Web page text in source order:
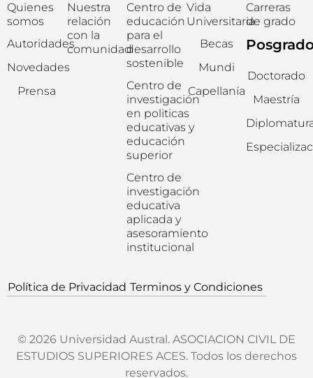
Quienes
somos
Autoridades
Novedades
Prensa
Nuestra
relación
con la
comunidad
Centro de
educación
para el
desarrollo
sostenible
Centro de
investigación
en politicas
educativas y
educación
superior
Centro de
investigación
educativa
aplicada y
asesoramiento
institucional
Vida
Universitaria
Becas
Mundi
Capellanía
Carreras
de grado
Doctorado
Maestría
Política de Privacidad Terminos y Condiciones
© 2026 Universidad Austral. ASOCIACION CIVIL DE
ESTUDIOS SUPERIORES ACES. Todos los derechos
reservados.